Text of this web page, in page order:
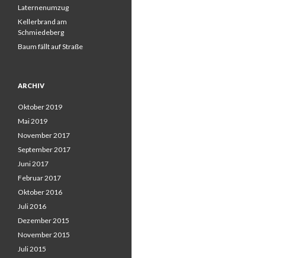
Laternenumzug
Kellerbrand am
Schmiedeberg
Baum fällt auf Straße
ARCHIV
Oktober 2019
Mai 2019
November 2017
September 2017
Juni 2017
Februar 2017
Oktober 2016
Juli 2016
Dezember 2015
November 2015
Juli 2015